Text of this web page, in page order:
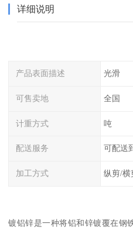
详细说明
产品表面描述 光滑
可售卖地 全国
计重方式 吨
配送服务 可配送
加工方式 纵剪/横
镀铝锌是一种将铝和锌镀覆在钢